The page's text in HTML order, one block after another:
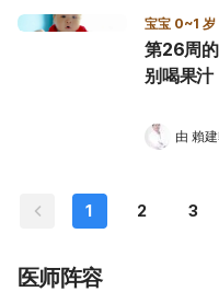
宝宝 0~1 岁
第26周
别喝果汁
由 賴
1 2 3
医师阵容